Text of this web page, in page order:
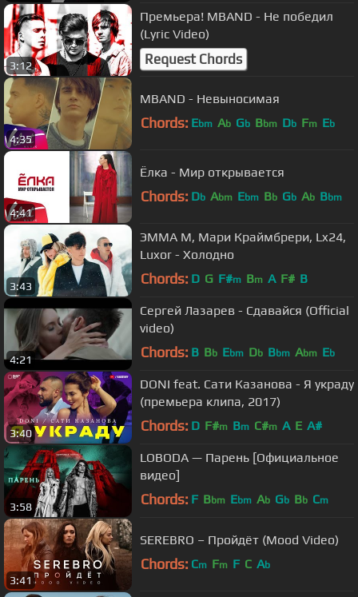
3:12
Премьера! MBAND - Не победил
(Lyric Video)
Request Chords
4:35
MBAND - Невыносимая
Chords: Ebm Ab Gb Bbm Db Fm Eb
4:41
Ёлка - Мир открывается
Chords: Db Abm Ebm Bb Gb Ab Bbm
3:43
ЭММА М, Мари Краймбрери, Lx24,
Luxor - Холодно
Chords: D G F#m Bm A F# B
4:21
Сергей Лазарев - Сдавайся (Official
video)
Chords: B Bb Ebm Db Bbm Abm Eb
3:40
DONI feat. Сати Казанова - Я украду
(премьера клипа, 2017)
Chords: D F#m Bm C#m A E A#
3:58
LOBODA — Парень [Официальное
видео]
Chords: F Bbm Ebm Ab Gb Bb Cm
3:41
SEREBRO – Пройдёт (Mood Video)
Chords: Cm Fm F C Ab